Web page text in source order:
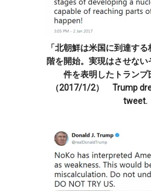
「北朝鮮は米国に到達す
階を開始。実現はさせな
件を表明したトランプ
（2017/1/2） Trump
tweet.